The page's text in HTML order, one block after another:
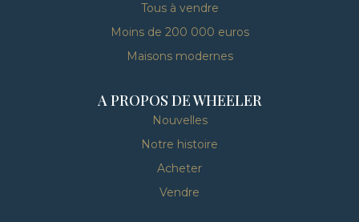
Tous à vendre
Moins de 200 000 euros
Maisons modernes
A PROPOS DE WHEELER
Nouvelles
Notre histoire
Acheter
Vendre